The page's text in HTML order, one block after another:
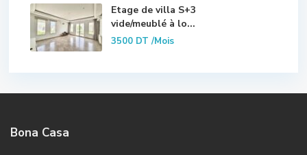
Etage de villa S+3
vide/meublé à lo...
3500 DT/Mois
Bona Casa